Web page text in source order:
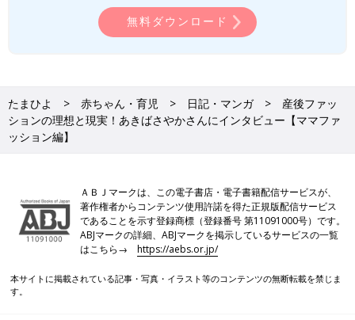
オシャレで自然体なママファッションを目指して
ださい。
「がっつりリンクコーデは恥ずかしい！という人のための“こっ
ど……。
これさえ読めばおしゃれになれる！という“おしゃれハウツー”の
本ではありませんが、おしゃれで自然体なママを目指して奮闘す
いいなと思います。
無料ダウンロード
たまひよ 赤ちゃん・育児 日記・マンガ
産後ファッ
ションの理想と現実！あきばさやかさんにインタビュー【ママファ
ッション編】
ＡＢＪマークは、この電子書店・電子書籍配信サービスが、
著作権者からコンテンツ使用許諾を得た正規版配信サービス
であることを示す登録商標（登録番号 第11091000号）です。
ABJマークの詳細、ABJマークを掲示しているサービスの一覧
はこちら→https://aebs.or.jp/
本サイトに掲載されている記事・写真・イラスト等のコンテンツの無断転載を禁じま
す。